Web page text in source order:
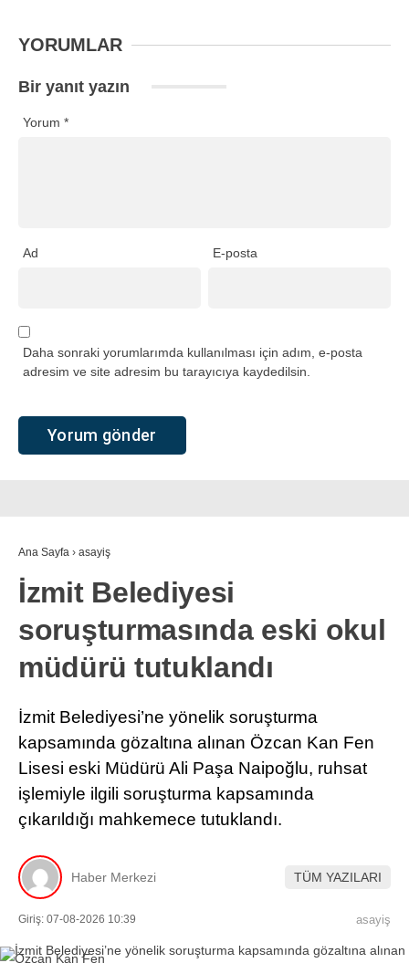
YORUMLAR
Bir yanıt yazın
Yorum *
Ad E-posta
Daha sonraki yorumlarımda kullanılması için adım, e-posta
adresim ve site adresim bu tarayıcıya kaydedilsin.
Ana Sayfa › asayiş
İzmit Belediyesi
soruşturmasında eski okul
müdürü tutuklandı
İzmit Belediyesi’ne yönelik soruşturma
kapsamında gözaltına alınan Özcan Kan Fen
Lisesi eski Müdürü Ali Paşa Naipoğlu, ruhsat
işlemiyle ilgili soruşturma kapsamında
çıkarıldığı mahkemece tutuklandı.
Haber Merkezi TÜM YAZILARI
Giriş: 07-08-2026 10:39 asayiş